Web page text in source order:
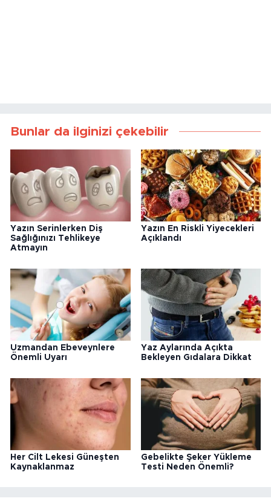
Bunlar da ilginizi çekebilir
Yazın Serinlerken Diş
Sağlığınızı Tehlikeye
Atmayın
Yazın En Riskli Yiyecekleri
Açıklandı
Uzmandan Ebeveynlere
Önemli Uyarı
Yaz Aylarında Açıkta
Bekleyen Gıdalara Dikkat
Her Cilt Lekesi Güneşten
Kaynaklanmaz
Gebelikte Şeker Yükleme
Testi Neden Önemli?